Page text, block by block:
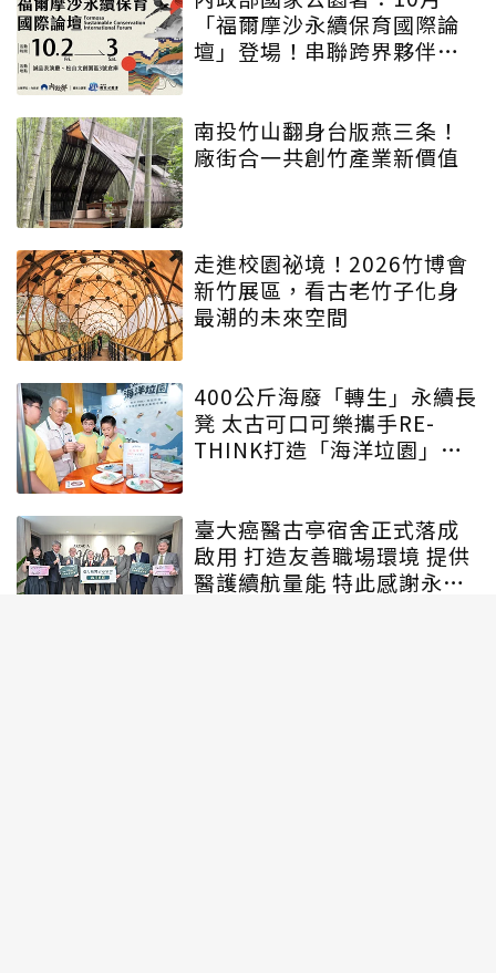
「福爾摩沙永續保育國際論
壇」登場！串聯跨界夥伴與
南投竹山翻身台版燕三条！
廠街合一共創竹產業新價值
走進校園祕境！2026竹博會
新竹展區，看古老竹子化身
最潮的未來空間
400公斤海廢「轉生」永續長
凳 太古可口可樂攜手RE-
THINK打造「海洋垃園」特
臺大癌醫古亭宿舍正式落成
啟用 打造友善職場環境 提供
醫護續航量能 特此感謝永齡